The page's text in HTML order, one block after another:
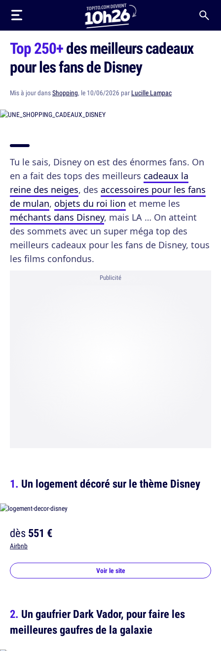
Top 250+des meilleurs cadeaux
pour les fans de Disney
Mis à jour dansShopping, le 10/06/2026 par Lucille Lampac
Tu le sais, Disney on est des énormes fans. On
en a fait des tops des meilleurs cadeaux la
reine des neiges, des accessoires pour les fans
de mulan, objets du roi lion et meme les
méchants dans Disney, mais LA … On atteint
des sommets avec un super méga top des
meilleurs cadeaux pour les fans de Disney, tous
les films confondus.
Publicité
Un logement décoré sur le thème Disney
dès551 €
Airbnb
Voir le site
Un gaufrier Dark Vador, pour faire les
meilleures gaufres de la galaxie